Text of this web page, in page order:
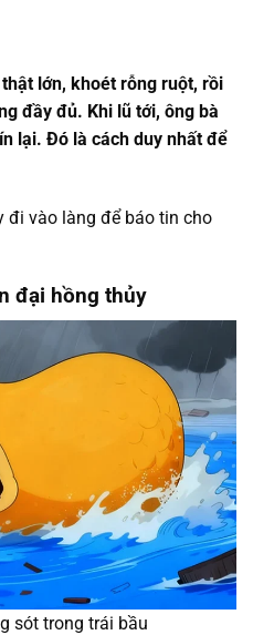
lớn, khoét rỗng ruột, rồi
đầy đủ. Khi lũ tới, ông bà
lại. Đó là cách duy nhất để
đi vào làng để báo tin cho
đại hồng thủy
sót trong trái bầu